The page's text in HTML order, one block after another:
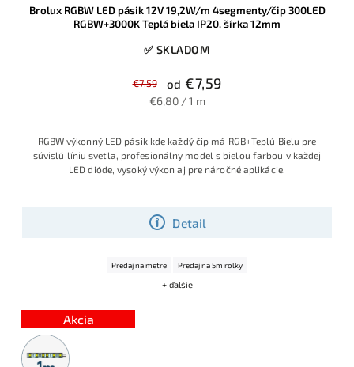
Brolux RGBW LED pásik 12V 19,2W/m 4segmenty/čip 300LED
RGBW+3000K Teplá biela IP20, šírka 12mm
✅ SKLADOM
€7,59 od €7,59
€6,80 / 1 m
Detail
RGBW výkonný LED pásik kde každý čip má RGB+Teplú Bielu pre
súvislú líniu svetla, profesionálny model s bielou farbou v každej
LED dióde, vysoký výkon aj pre náročné aplikácie.
Predaj na metre Predaj na 5m rolky
+ ďalšie
Akcia
Metrážny
predaj